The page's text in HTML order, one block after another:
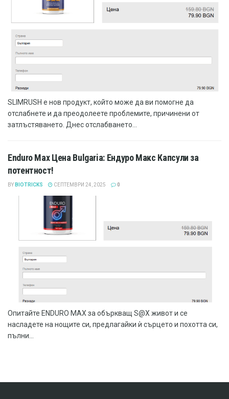
SLIMRUSH е нов продукт, който може да ви помогне да
отслабнете и да преодолеете проблемите, причинени от
затлъстяването. Днес отслабването...
Enduro Max Цена Bulgaria: Ендуро Макс Капсули за
потентност!
BY BIOTRICKS СЕПТЕМВРИ 24, 2025 0
Опитайте ENDURO MAX за объркващ S@X живот и се
насладете на нощите си, предлагайки ѝ сърцето и похотта си,
пълни...